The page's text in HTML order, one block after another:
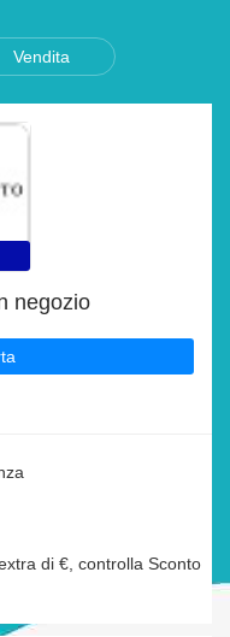
Vendita
negozio
di €, controlla Sconto